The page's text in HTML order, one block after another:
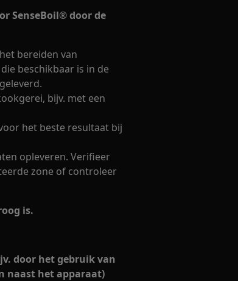
SenseBoil® door de
bereiden van
beschikbaar is in de
bijv. met een
het beste resultaat bij
opleveren. Verifieer
zone of controleer
is.
door het gebruik van
naast het apparaat)